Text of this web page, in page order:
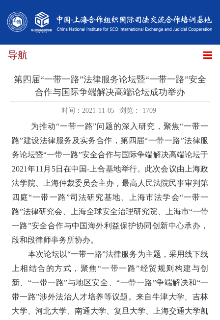
导航
第四届“一带一路”法律服务论坛暨“一带一路”安全
合作与国际争端解决高端论坛成功举办
时间：2021-11-05 浏览： 1709
为推动“一带一路”问题的深入研究，聚焦“一带一
路”建设法律服务及实务合作，第四届“一带一路”法律服
务论坛暨“一带一路”安全合作与国际争端解决高端论坛于
2021年11 月 5日在中国-上合基地举行。此次会议由上海政
法学院、上海仲裁委员会主办，最高人民法院民事审判第
四庭“一带一路”司法研究基地、上海市法学会“一带一
路”法律研究会、上海全球安全治理研究院、上海市“一带
一路”安全合作与中国海外利益保护协同创新中心承办，
段和段律师事务所协办。
本次论坛以“一带一路”法律服务为主题，采用线下线
上相结合的方式，聚焦“一带一路”经贸规则构建与创
新、“一带一路”与地区安全、“一带一路”争端解决和“一
带一路”涉外法治人才培养等议题。来自牛津大学、吉林
大学、河北大学、南通大学、复旦大学、上海交通大学凯